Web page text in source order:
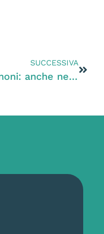
SUCCESSIVA
Urbanistica – Zanoni (PD): “Piano casa e capannoni: anche nell’urbanistica si conferma il centralismo veneziano sulla pelle dei Comuni e della partecipazione del territorio”